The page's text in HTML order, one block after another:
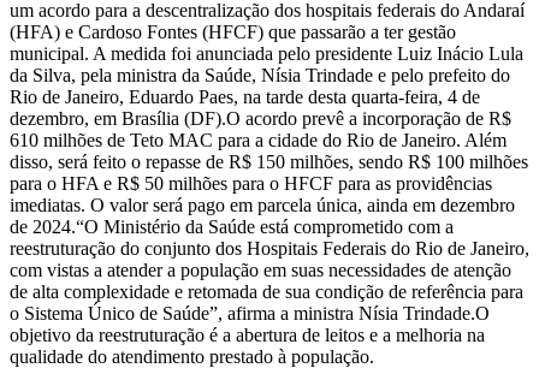
um acordo para a descentralização dos hospitais federais do Andaraí
(HFA) e Cardoso Fontes (HFCF) que passarão a ter gestão
municipal. A medida foi anunciada pelo presidente Luiz Inácio Lula
da Silva, pela ministra da Saúde, Nísia Trindade e pelo prefeito do
Rio de Janeiro, Eduardo Paes, na tarde desta quarta-feira, 4 de
dezembro, em Brasília (DF).O acordo prevê a incorporação de R$
610 milhões de Teto MAC para a cidade do Rio de Janeiro. Além
disso, será feito o repasse de R$ 150 milhões, sendo R$ 100 milhões
para o HFA e R$ 50 milhões para o HFCF para as providências
imediatas. O valor será pago em parcela única, ainda em dezembro
de 2024.“O Ministério da Saúde está comprometido com a
reestruturação do conjunto dos Hospitais Federais do Rio de Janeiro,
com vistas a atender a população em suas necessidades de atenção
de alta complexidade e retomada de sua condição de referência para
o Sistema Único de Saúde”, afirma a ministra Nísia Trindade.O
objetivo da reestruturação é a abertura de leitos e a melhoria na
qualidade do atendimento prestado à população.